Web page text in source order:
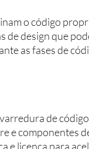
o código
de design que
as fases de
de
e componentes
e licença para